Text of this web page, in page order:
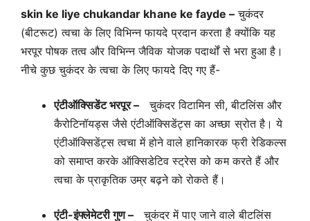
skin ke liye chukandar khane ke fayde –चुकंदर
(बीटरूट) त्वचा के लिए विभिन्न फायदे प्रदान करता है क्योंकि यह
भरपूर पोषक तत्व और विभिन्न जैविक योजक पदार्थों से भरा हुआ है।
नीचे कुछ चुकंदर के त्वचा के लिए फायदे दिए गए हैं-
एंटीऑक्सिडेंट भरपूर – चुकंदर विटामिन सी, बीटलिंस और
कैरोटिनॉयड्स जैसे एंटीऑक्सिडेंट्स का अच्छा स्रोत है। ये
एंटीऑक्सिडेंट्स त्वचा में होने वाले हानिकारक फ्री रेडिकल्स
को समाप्त करके ऑक्सिडेटिव स्ट्रेस को कम करते हैं और
त्वचा के प्राकृतिक उम्र बढ़ने को रोकते हैं।
एंटी-इंफ्लेमेटरी गुण – चुकंदर में पाए जाने वाले बीटलिंस